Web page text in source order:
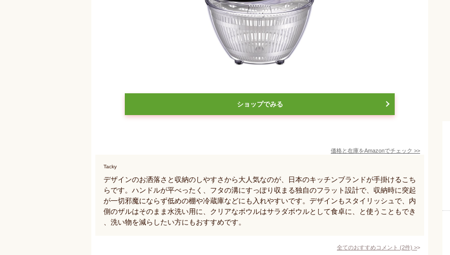
ショップでみる
価格と在庫をAmazonでチェック >>
Tacky
デザインのお洒落さと収納のしやすさから大人気なのが、日本のキッチンブランドが手掛けるこち
らです。ハンドルが平べったく、フタの溝にすっぽり収まる独自のフラット設計で、収納時に突起
が一切邪魔にならず低めの棚や冷蔵庫などにも入れやすいです。デザインもスタイリッシュで、内
側のザルはそのまま水洗い用に、クリアなボウルはサラダボウルとして食卓に、と使うこともでき
、洗い物を減らしたい方にもおすすめです。
全てのおすすめコメント (2件) >